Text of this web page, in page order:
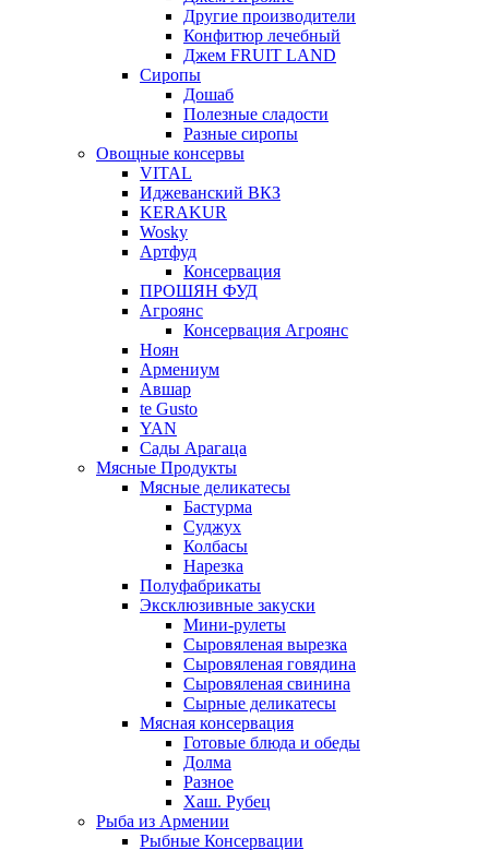
Другие производители
Конфитюр лечебный
Джем FRUIT LAND
Сиропы
Дошаб
Полезные сладости
Разные сиропы
Овощные консервы
VITAL
Иджеванский ВКЗ
KERAKUR
Wosky
Артфуд
Консервация
ПРОШЯН ФУД
Агроянс
Консервация Агроянс
Ноян
Армениум
Авшар
te Gusto
YAN
Сады Арагаца
Мясные Продукты
Мясные деликатесы
Бастурма
Суджух
Колбасы
Нарезка
Полуфабрикаты
Эксклюзивные закуски
Мини-рулеты
Сыровяленая вырезка
Сыровяленая говядина
Сыровяленая свинина
Сырные деликатесы
Мясная консервация
Готовые блюда и обеды
Долма
Разное
Хаш. Рубец
Рыба из Армении
Рыбные Консервации